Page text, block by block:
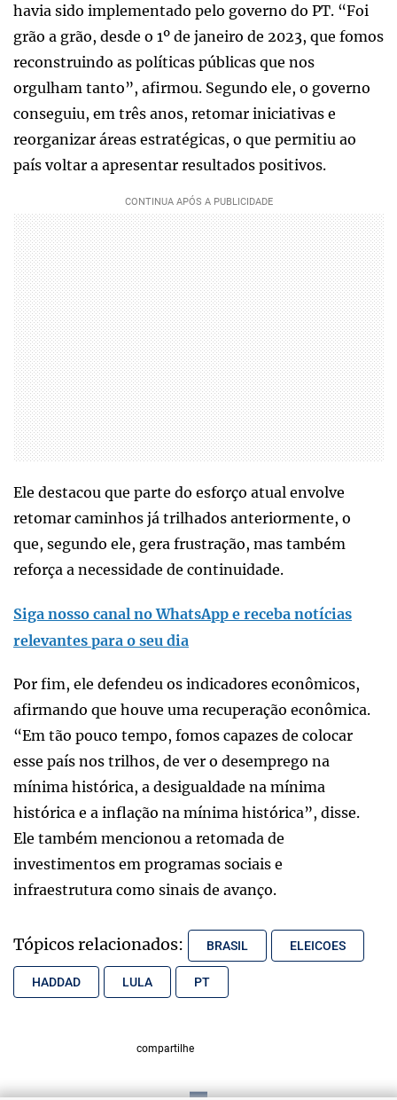
havia sido implementado pelo governo do PT. “Foi
grão a grão, desde o 1º de janeiro de 2023, que fomos
reconstruindo as políticas públicas que nos
orgulham tanto”, afirmou. Segundo ele, o governo
conseguiu, em três anos, retomar iniciativas e
reorganizar áreas estratégicas, o que permitiu ao
país voltar a apresentar resultados positivos.
Ele destacou que parte do esforço atual envolve
retomar caminhos já trilhados anteriormente, o
que, segundo ele, gera frustração, mas também
reforça a necessidade de continuidade.
Siga nosso canal no WhatsApp e receba notícias
relevantes para o seu dia
Por fim, ele defendeu os indicadores econômicos,
afirmando que houve uma recuperação econômica.
“Em tão pouco tempo, fomos capazes de colocar
esse país nos trilhos, de ver o desemprego na
mínima histórica, a desigualdade na mínima
histórica e a inflação na mínima histórica”, disse.
Ele também mencionou a retomada de
investimentos em programas sociais e
infraestrutura como sinais de avanço.
Tópicos relacionados: BRASIL ELEICOES
HADDAD LULA PT
compartilhe